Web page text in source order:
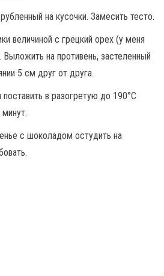
на кусочки. Замесить тесто.
величиной с грецкий орех (у меня
на противень, застеленный
5 см друг от друга.
в разогретую до 190°C
с шоколадом остудить на